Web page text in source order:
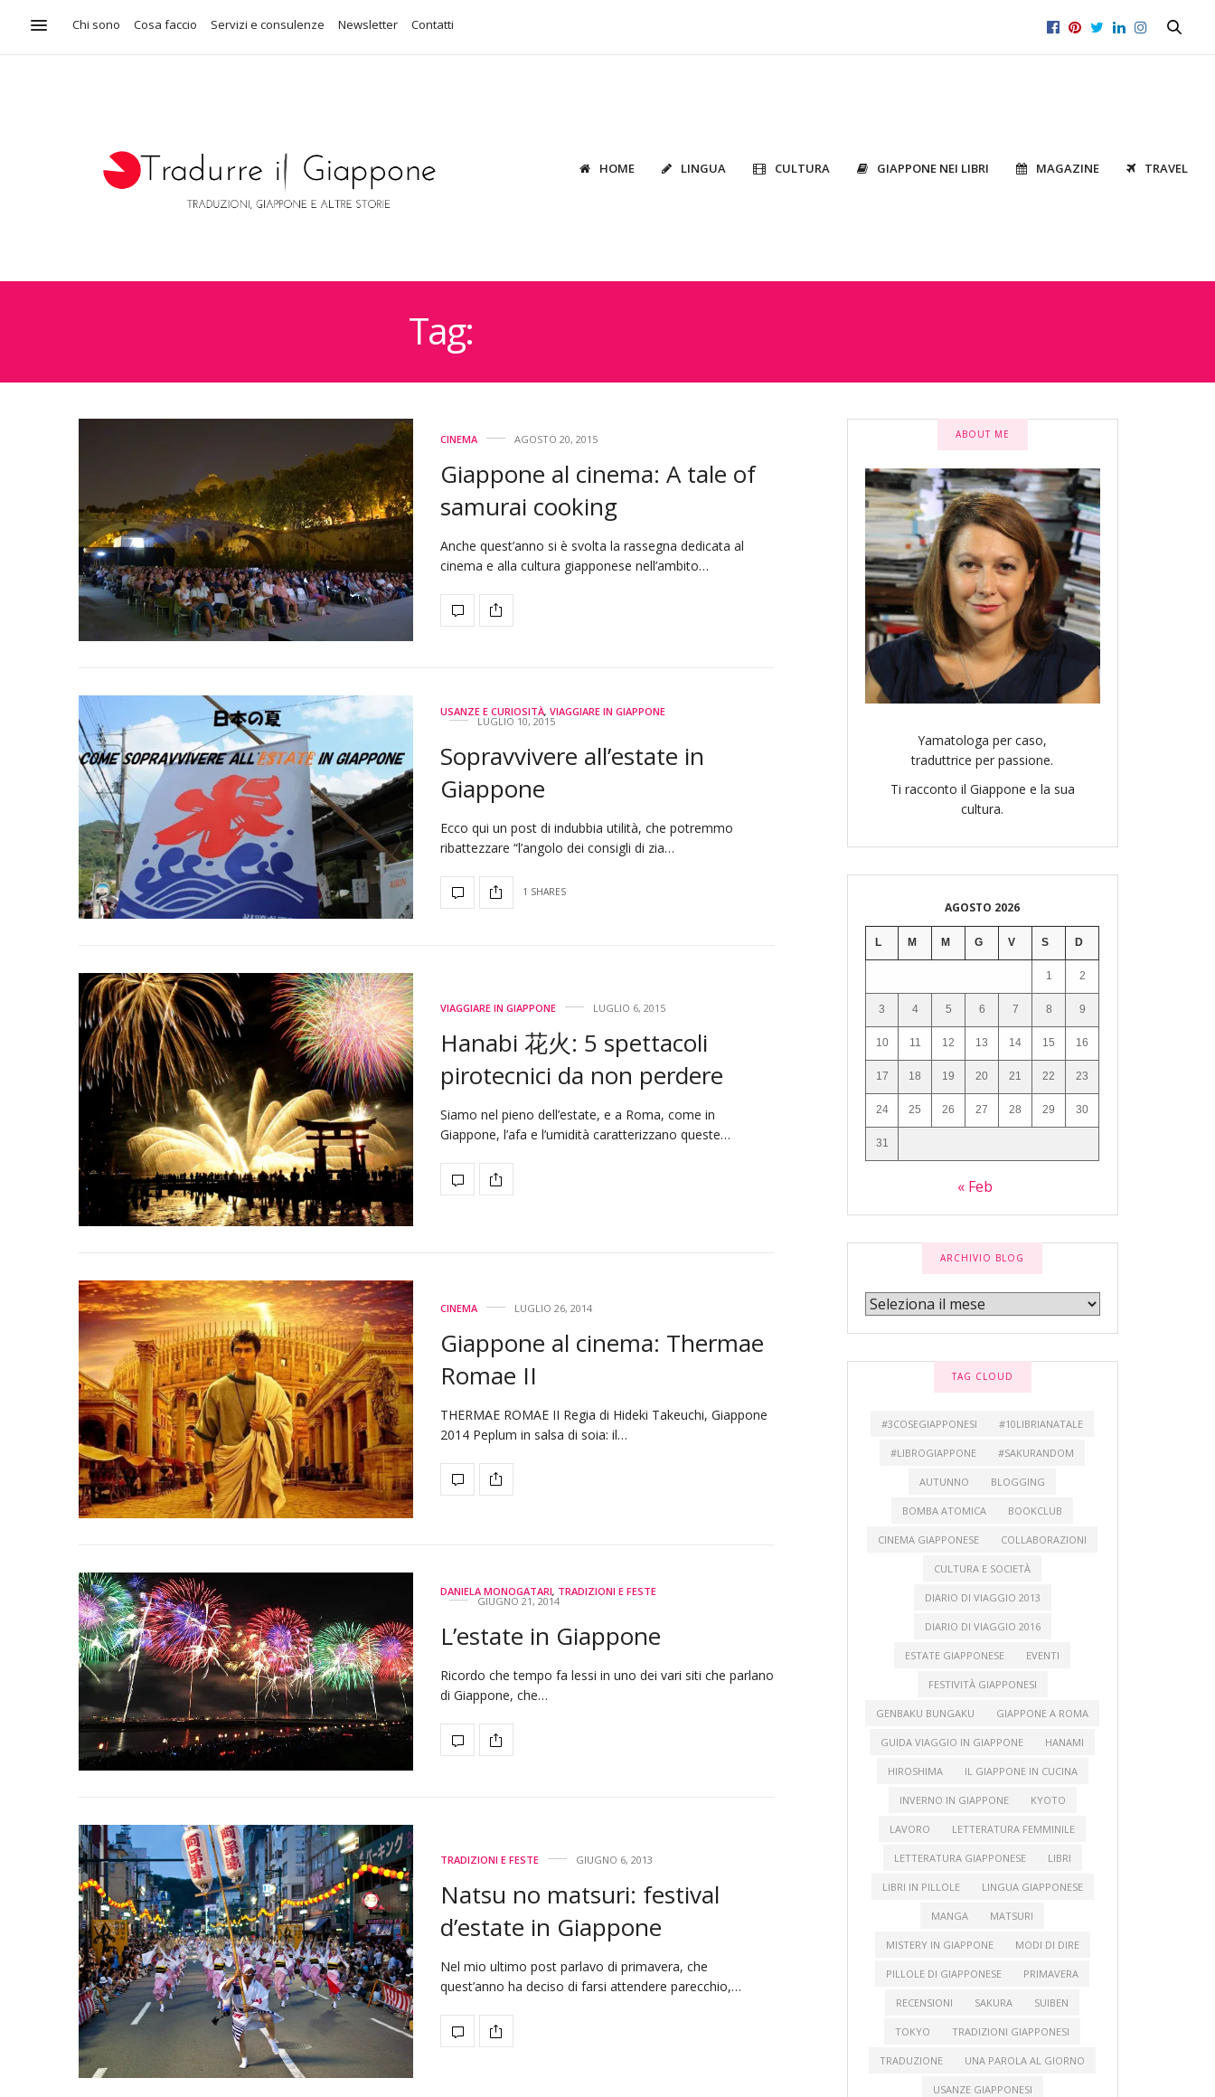
Chi sono Cosa faccio Servizi e consulenze Newsletter Contatti
HOME LINGUA CULTURA GIAPPONE NEI LIBRI MAGAZINE TRAVEL
Tag:
CINEMA AGOSTO 20, 2015
Giappone al cinema: A tale of
samurai cooking
Anche quest’anno si è svolta la rassegna dedicata al
cinema e alla cultura giapponese nell’ambito…
USANZE E CURIOSITÀ, VIAGGIARE IN GIAPPONE
LUGLIO 10, 2015
Sopravvivere all’estate in
Giappone
Ecco qui un post di indubbia utilità, che potremmo
ribattezzare “l’angolo dei consigli di zia…
1 SHARES
VIAGGIARE IN GIAPPONE LUGLIO 6, 2015
Hanabi 花火: 5 spettacoli
pirotecnici da non perdere
Siamo nel pieno dell’estate, e a Roma, come in
Giappone, l’afa e l’umidità caratterizzano queste…
CINEMA LUGLIO 26, 2014
Giappone al cinema: Thermae
Romae II
THERMAE ROMAE II Regia di Hideki Takeuchi, Giappone
2014 Peplum in salsa di soia: il…
DANIELA MONOGATARI, TRADIZIONI E FESTE
GIUGNO 21, 2014
L’estate in Giappone
Ricordo che tempo fa lessi in uno dei vari siti che parlano
di Giappone, che…
TRADIZIONI E FESTE GIUGNO 6, 2013
Natsu no matsuri: festival
d’estate in Giappone
Nel mio ultimo post parlavo di primavera, che
quest’anno ha deciso di farsi attendere parecchio,…
ABOUT ME
Yamatologa per caso,
traduttrice per passione.
Ti racconto il Giappone e la sua
cultura.
AGOSTO 2026
L M M G V S D
1 2
3 4 5 6 7 8 9
10 11 12 13 14 15 16
17 18 19 20 21 22 23
24 25 26 27 28 29 30
31
« Feb
ARCHIVIO BLOG
TAG CLOUD
#3COSEGIAPPONESI #10LIBRIANATALE
#LIBROGIAPPONE #SAKURANDOM
AUTUNNO BLOGGING
BOMBA ATOMICA BOOKCLUB
CINEMA GIAPPONESE COLLABORAZIONI
CULTURA E SOCIETÀ
DIARIO DI VIAGGIO 2013
DIARIO DI VIAGGIO 2016
ESTATE GIAPPONESE EVENTI
FESTIVITÀ GIAPPONESI
GENBAKU BUNGAKU GIAPPONE A ROMA
GUIDA VIAGGIO IN GIAPPONE HANAMI
HIROSHIMA IL GIAPPONE IN CUCINA
INVERNO IN GIAPPONE KYOTO
LAVORO LETTERATURA FEMMINILE
LETTERATURA GIAPPONESE LIBRI
LIBRI IN PILLOLE LINGUA GIAPPONESE
MANGA MATSURI
MISTERY IN GIAPPONE MODI DI DIRE
PILLOLE DI GIAPPONESE PRIMAVERA
RECENSIONI SAKURA SUIBEN
TOKYO TRADIZIONI GIAPPONESI
TRADUZIONE UNA PAROLA AL GIORNO
USANZE GIAPPONESI